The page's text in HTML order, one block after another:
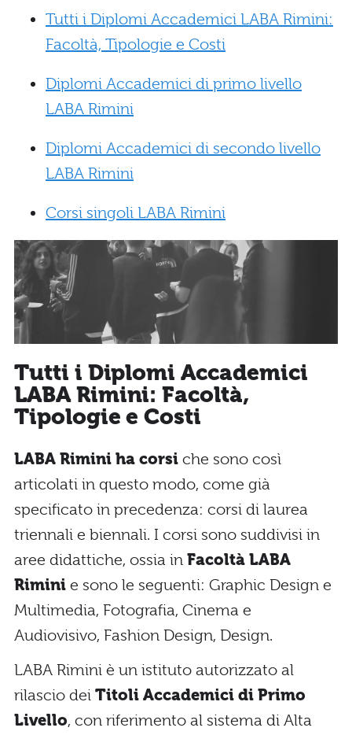
Tutti i Diplomi Accademici LABA Rimini:
Facoltà, Tipologie e Costi
Diplomi Accademici di primo livello
LABA Rimini
Diplomi Accademici di secondo livello
LABA Rimini
Corsi singoli LABA Rimini
Tutti i Diplomi Accademici
LABA Rimini: Facoltà,
Tipologie e Costi
LABA Rimini ha corsi che sono così
articolati in questo modo, come già
specificato in precedenza: corsi di laurea
triennali e biennali. I corsi sono suddivisi in
aree didattiche, ossia in Facoltà LABA
Rimini e sono le seguenti: Graphic Design e
Multimedia, Fotografia, Cinema e
Audiovisivo, Fashion Design, Design.
LABA Rimini è un istituto autorizzato al
rilascio dei Titoli Accademici di Primo
Livello, con riferimento al sistema di Alta